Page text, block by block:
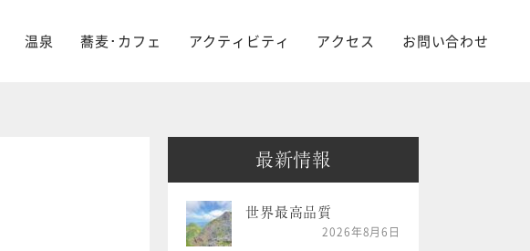
温泉 蕎麦･カフェ アクティビティ アクセス お問い合わせ
最新情報
世界最高品質
2026年8月6日